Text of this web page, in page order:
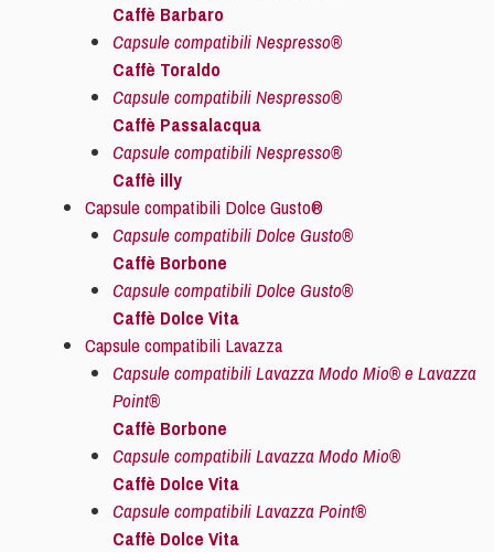
Caffè Barbaro
Capsule compatibili Nespresso®
Caffè Toraldo
Capsule compatibili Nespresso®
Caffè Passalacqua
Capsule compatibili Nespresso®
Caffè illy
Capsule compatibili Dolce Gusto®
Capsule compatibili Dolce Gusto®
Caffè Borbone
Capsule compatibili Dolce Gusto®
Caffè Dolce Vita
Capsule compatibili Lavazza
Capsule compatibili Lavazza Modo Mio® e Lavazza
Point®
Caffè Borbone
Capsule compatibili Lavazza Modo Mio®
Caffè Dolce Vita
Capsule compatibili Lavazza Point®
Caffè Dolce Vita